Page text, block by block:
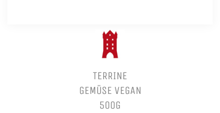
TERRINE
GEMÜSE VEGAN
500G